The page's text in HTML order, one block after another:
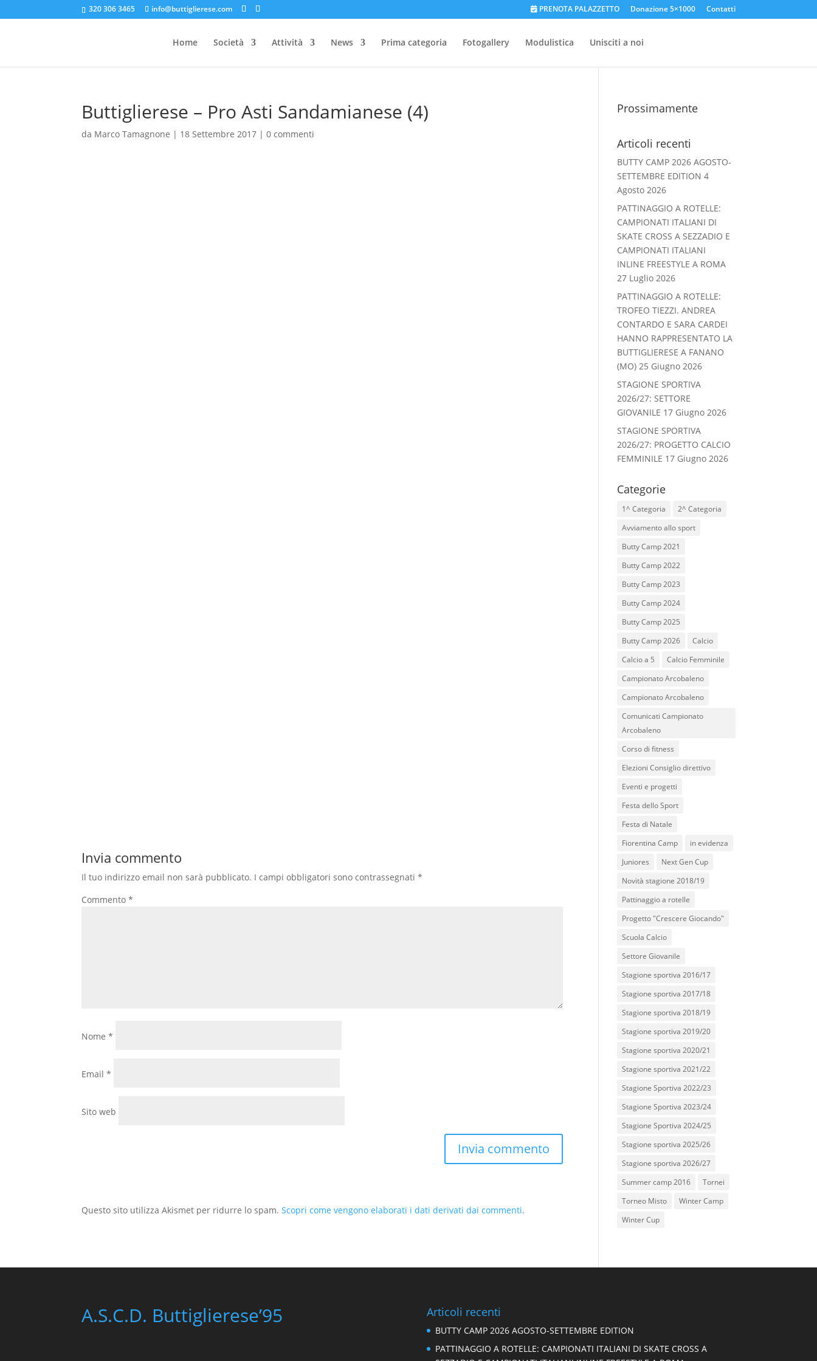
320 306 3465 info@buttiglierese.com PRENOTA PALAZZETTO Donazione 5×1000 Contatti
Home Società Attività News Prima categoria Fotogallery Modulistica Unisciti a noi
Buttiglierese – Pro Asti Sandamianese (4)
da Marco Tamagnone | 18 Settembre 2017 |0 commenti
Invia commento
Il tuo indirizzo email non sarà pubblicato. I campi obbligatori sono contrassegnati*
Commento*
Nome*
Email*
Sito web
Questo sito utilizza Akismet per ridurre lo spam.Scopri come vengono elaborati i dati derivati dai commenti.
Prossimamente
Articoli recenti
BUTTY CAMP 2026 AGOSTO-
SETTEMBRE EDITION 4
Agosto 2026
PATTINAGGIO A ROTELLE:
CAMPIONATI ITALIANI DI
SKATE CROSS A SEZZADIO E
CAMPIONATI ITALIANI
INLINE FREESTYLE A ROMA
27 Luglio 2026
PATTINAGGIO A ROTELLE:
TROFEO TIEZZI. ANDREA
CONTARDO E SARA CARDEI
HANNO RAPPRESENTATO LA
BUTTIGLIERESE A FANANO
(MO) 25 Giugno 2026
STAGIONE SPORTIVA
2026/27: SETTORE
GIOVANILE 17 Giugno 2026
STAGIONE SPORTIVA
2026/27: PROGETTO CALCIO
FEMMINILE 17 Giugno 2026
Categorie
1^ Categoria
2^ Categoria
Avviamento allo sport
Butty Camp 2021
Butty Camp 2022
Butty Camp 2023
Butty Camp 2024
Butty Camp 2025
Butty Camp 2026
Calcio
Calcio a 5
Calcio Femminile
Campionato Arcobaleno
Campionato Arcobaleno
Comunicati Campionato
Arcobaleno
Corso di fitness
Elezioni Consiglio direttivo
Eventi e progetti
Festa dello Sport
Festa di Natale
Fiorentina Camp
in evidenza
Juniores
Next Gen Cup
Novità stagione 2018/19
Pattinaggio a rotelle
Progetto "Crescere Giocando"
Scuola Calcio
Settore Giovanile
Stagione sportiva 2016/17
Stagione sportiva 2017/18
Stagione sportiva 2018/19
Stagione sportiva 2019/20
Stagione sportiva 2020/21
Stagione sportiva 2021/22
Stagione Sportiva 2022/23
Stagione Sportiva 2023/24
Stagione Sportiva 2024/25
Stagione sportiva 2025/26
Stagione sportiva 2026/27
Summer camp 2016
Tornei
Torneo Misto
Winter Camp
Winter Cup
A.S.C.D. Buttiglierese’95 Articoli recenti
BUTTY CAMP 2026 AGOSTO-SETTEMBRE EDITION
PATTINAGGIO A ROTELLE: CAMPIONATI ITALIANI DI SKATE CROSS A